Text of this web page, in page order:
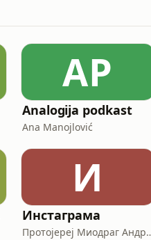
AP
Analogija podkast
Ana Manojlović
И
Инстаграма
Протојереј Миодраг Андрић,